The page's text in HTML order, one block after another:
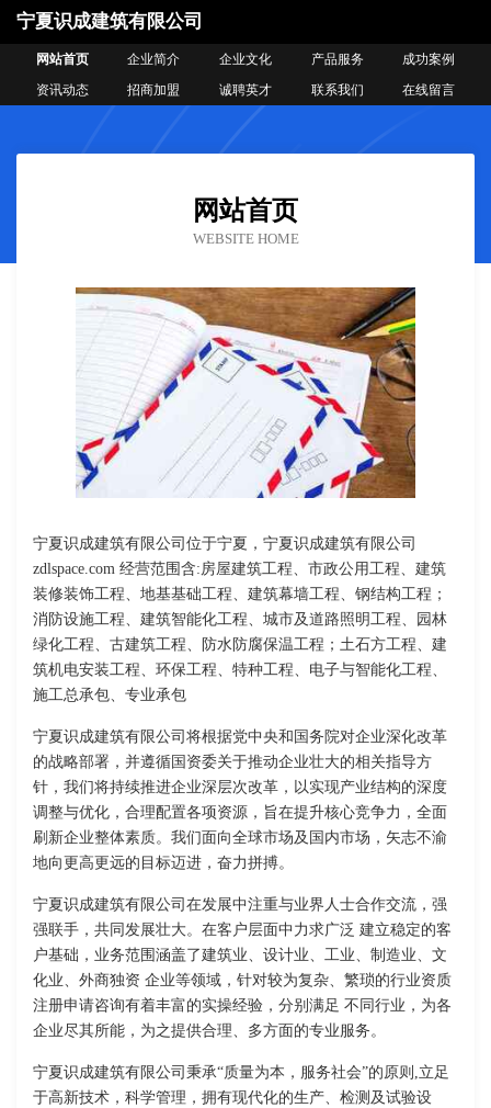
宁夏识成建筑有限公司
网站首页 企业简介 企业文化 产品服务
成功案例
资讯动态
招商加盟 诚聘英才 联系我们 在线留言
网站首页
WEBSITE HOME
宁夏识成建筑有限公司位于宁夏，宁夏识成建筑有限公司
zdlspace.com 经营范围含:房屋建筑工程、市政公用工程、建筑
装修装饰工程、地基基础工程、建筑幕墙工程、钢结构工程；
消防设施工程、建筑智能化工程、城市及道路照明工程、园林
绿化工程、古建筑工程、防水防腐保温工程；土石方工程、建
筑机电安装工程、环保工程、特种工程、电子与智能化工程、
施工总承包、专业承包
宁夏识成建筑有限公司将根据党中央和国务院对企业深化改革
的战略部署，并遵循国资委关于推动企业壮大的相关指导方
针，我们将持续推进企业深层次改革，以实现产业结构的深度
调整与优化，合理配置各项资源，旨在提升核心竞争力，全面
刷新企业整体素质。我们面向全球市场及国内市场，矢志不渝
地向更高更远的目标迈进，奋力拼搏。
宁夏识成建筑有限公司在发展中注重与业界人士合作交流，强
强联手，共同发展壮大。在客户层面中力求广泛 建立稳定的客
户基础，业务范围涵盖了建筑业、设计业、工业、制造业、文
化业、外商独资 企业等领域，针对较为复杂、繁琐的行业资质
注册申请咨询有着丰富的实操经验，分别满足 不同行业，为各
企业尽其所能，为之提供合理、多方面的专业服务。
宁夏识成建筑有限公司秉承“质量为本，服务社会”的原则,立足
于高新技术，科学管理，拥有现代化的生产、检测及试验设